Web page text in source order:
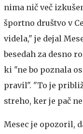
nima nič več
športno društvo v
videla," je dejal
besedah za desno
ki "ne bo poznala
pravil". "To je
streho, ker je pač
Mesec je opozoril,